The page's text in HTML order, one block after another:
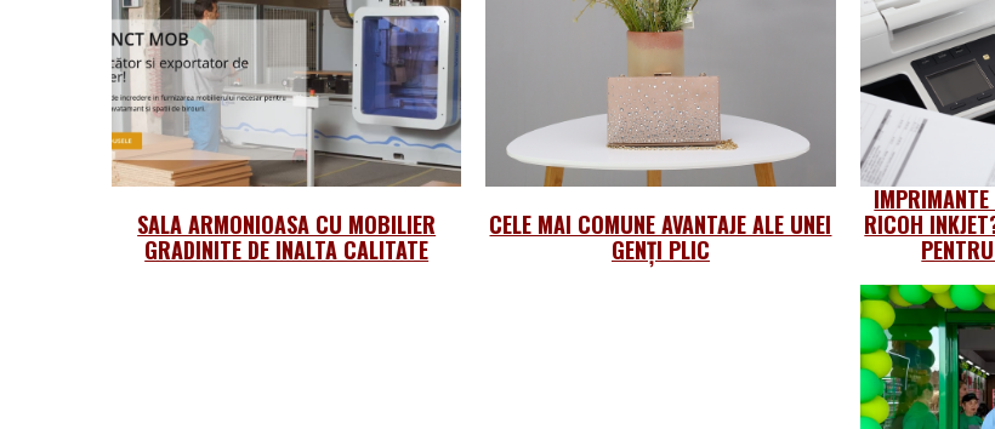
SALA ARMONIOASA CU MOBILIER
GRADINITE DE INALTA CALITATE
CELE MAI COMUNE AVANTAJE ALE UNEI
GENȚI PLIC
RICOH